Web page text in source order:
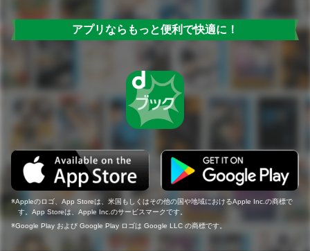
アプリならもっと便利で快適に！
Appleのロゴ、App Storeは、米国もしくはその他の国や地域におけるApple Inc.の商標で
す。App Storeは、Apple Inc.のサービスマークです。
Google Play および Google Play ロゴは Google LLC の商標です。